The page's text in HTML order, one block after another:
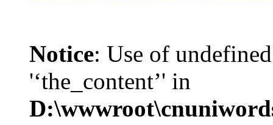
Notice: Use of
'‘the_content’' in